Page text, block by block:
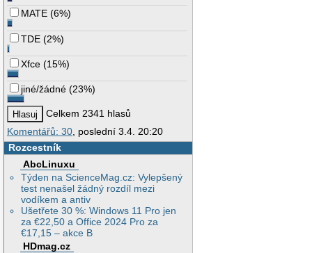
MATE (6%)
TDE (2%)
Xfce (15%)
jiné/žádné (23%)
Celkem 2341 hlasů
Komentářů: 30 , poslední 3.4. 20:20
Rozcestník
AbcLinuxu
Týden na ScienceMag.cz: Vylepšený
test nenašel žádný rozdíl mezi
vodíkem a antiv
Ušetřete 30 %: Windows 11 Pro jen
za €22,50 a Office 2024 Pro za
€17,15 – akce B
HDmag.cz